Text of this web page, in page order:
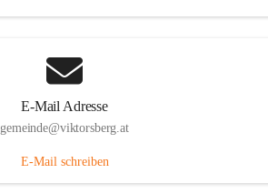
E-Mail Adresse
gemeinde@viktorsberg.at
E-Mail schreiben